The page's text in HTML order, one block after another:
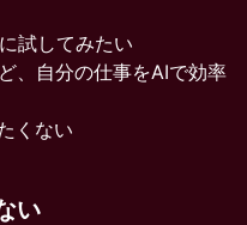
試してみたい
、自分の仕事をAIで効率
くない
い